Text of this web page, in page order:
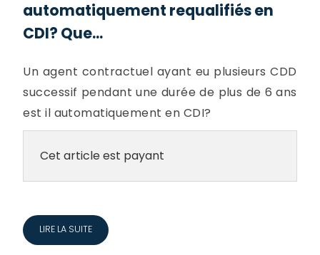
automatiquement requalifiés en
CDI? Que...
Un agent contractuel ayant eu plusieurs CDD
successif pendant une durée de plus de 6 ans
est il automatiquement en CDI?
Cet article est payant
LIRE LA SUITE